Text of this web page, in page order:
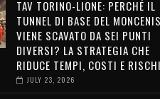
TAV TORINO-LIONE: PERCHÉ IL
TUNNEL DI BASE DEL
VIENE SCAVATO DA SEI PUNTI
DIVERSI? LA STRATEGIA CHE
RIDUCE TEMPI, COSTI E RISCHI
JULY 23, 2026